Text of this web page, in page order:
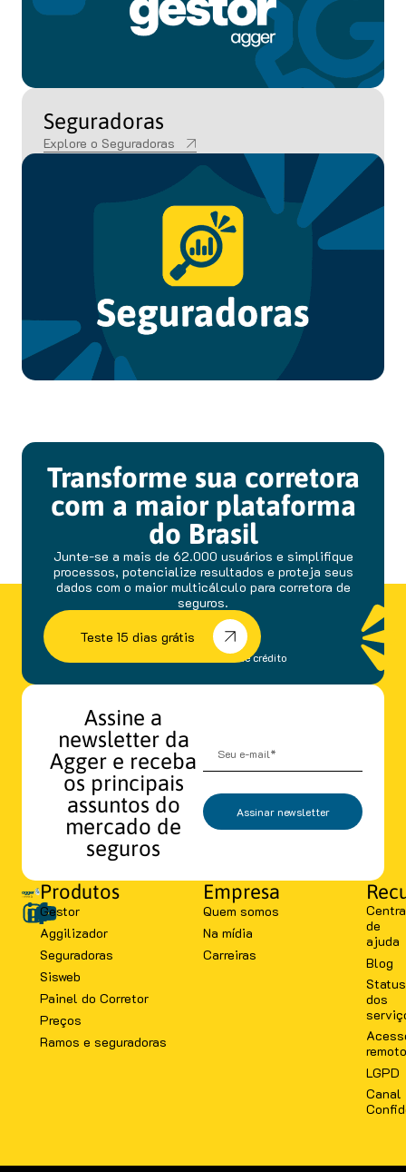
Seguradoras
Explore o Seguradoras
Transforme sua corretora
com a maior plataforma
do Brasil
Junte-se a mais de 62.000 usuários e simplifique
processos, potencialize resultados e proteja seus
dados com o maior multicálculo para corretora de
seguros.
Teste 15 dias grátis
sem fidelidade e cartão de crédito
Assine a
newsletter da
Agger e receba
os principais
assuntos do
mercado de
seguros
Assinar newsletter
Produtos
Gestor
Aggilizador
Seguradoras
Sisweb
Painel do Corretor
Preços
Ramos e seguradoras
Empresa
Quem somos
Na mídia
Carreiras
de
ajuda
Blog
Status
dos
remoto
LGPD
Canal